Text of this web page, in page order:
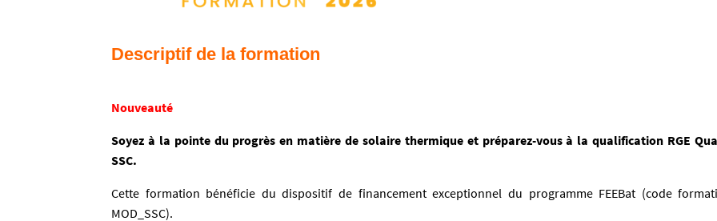
Descriptif de la formation
Nouveauté
Soyez à la pointe du progrès en matière de solaire thermique et préparez-vous à la qualification RGE
SSC.
Cette formation bénéficie du dispositif de financement exceptionnel du programme FEEBat (code
MOD_SSC).